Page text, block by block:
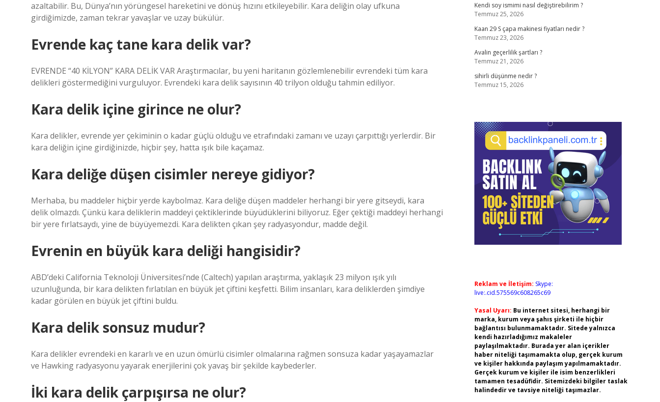
azaltabilir. Bu, Dünya’nın yörüngesel hareketini ve dönüş hızını etkileyebilir. Kara deliğin olay ufkuna
girdiğimizde, zaman tekrar yavaşlar ve uzay bükülür.
Evrende kaç tane kara delik var?
EVRENDE “40 KİLYON” KARA DELİK VAR Araştırmacılar, bu yeni haritanın gözlemlenebilir evrendeki tüm kara
delikleri göstermediğini vurguluyor. Evrendeki kara delik sayısının 40 trilyon olduğu tahmin ediliyor.
Kara delik içine girince ne olur?
Kara delikler, evrende yer çekiminin o kadar güçlü olduğu ve etrafındaki zamanı ve uzayı çarpıttığı yerlerdir. Bir
kara deliğin içine girdiğinizde, hiçbir şey, hatta ışık bile kaçamaz.
Kara deliğe düşen cisimler nereye gidiyor?
Merhaba, bu maddeler hiçbir yerde kaybolmaz. Kara deliğe düşen maddeler herhangi bir yere gitseydi, kara
delik olmazdı. Çünkü kara deliklerin maddeyi çektiklerinde büyüdüklerini biliyoruz. Eğer çektiği maddeyi herhangi
bir yere fırlatsaydı, yine de büyüyemezdi. Kara delikten çıkan şey radyasyondur, madde değil.
Evrenin en büyük kara deliği hangisidir?
ABD’deki California Teknoloji Üniversitesi’nde (Caltech) yapılan araştırma, yaklaşık 23 milyon ışık yılı
uzunluğunda, bir kara delikten fırlatılan en büyük jet çiftini keşfetti. Bilim insanları, kara deliklerden şimdiye
kadar görülen en büyük jet çiftini buldu.
Kara delik sonsuz mudur?
Kara delikler evrendeki en kararlı ve en uzun ömürlü cisimler olmalarına rağmen sonsuza kadar yaşayamazlar
ve Hawking radyasyonu yayarak enerjilerini çok yavaş bir şekilde kaybederler.
İki kara delik çarpışırsa ne olur?
Kendi soy ismimi nasıl değiştirebilirim ?
Temmuz 25, 2026
Kaan 29 S çapa makinesi fiyatları nedir ?
Temmuz 23, 2026
Avalin geçerlilik şartları ?
Temmuz 21, 2026
sihirli düşünme nedir ?
Temmuz 15, 2026
Reklam ve İletişim: Skype:
live:.cid.575569c608265c69
Yasal Uyarı: Bu internet sitesi, herhangi bir
marka, kurum veya şahıs şirketi ile hiçbir
bağlantısı bulunmamaktadır. Sitede yalnızca
kendi hazırladığımız makaleler
paylaşılmaktadır. Burada yer alan içerikler
haber niteliği taşımamakta olup, gerçek kurum
ve kişiler hakkında paylaşım yapılmamaktadır.
Gerçek kurum ve kişiler ile isim benzerlikleri
tamamen tesadüfidir. Sitemizdeki bilgiler taslak
halindedir ve tavsiye niteliği taşımazlar.